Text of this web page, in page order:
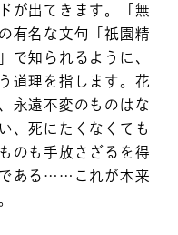
が出てきます。「無
有名な文句「祇園精
で知られるように、
道理を指します。花
永遠不変のものはな
、死にたくなくても
のも手放さざるを得
である……これが本来